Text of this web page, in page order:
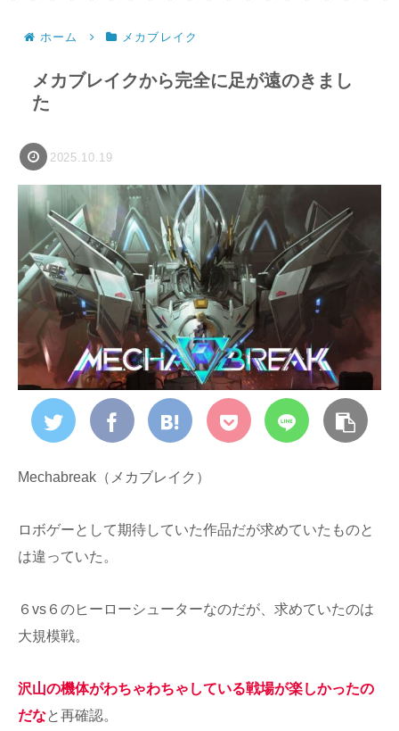
ホーム メカブレイク
メカブレイクから完全に足が遠のきまし
た
2025.10.19
Mechabreak（メカブレイク）
ロボゲーとして期待していた作品だが求めていたものと
は違っていた。
６vs６のヒーローシューターなのだが、求めていたのは
大規模戦。
沢山の機体がわちゃわちゃしている戦場が楽しかったの
だなと再確認。